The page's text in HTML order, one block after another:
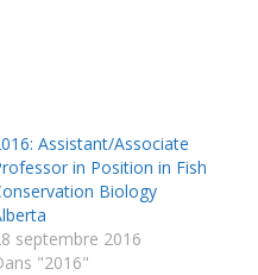
Assistant/Associate
in Position in Fish
Biology
septembre 2016
"2016"